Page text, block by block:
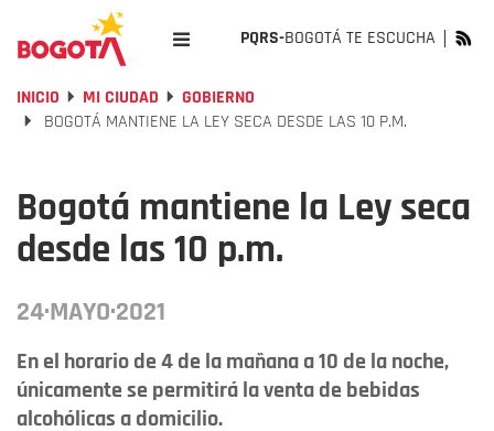
PQRS-BOGOTÁ TE ESCUCHA
INICIO MI CIUDAD
GOBIERNO
BOGOTÁ MANTIENE LA LEY SECA DESDE LAS 10 P.M.
Bogotá mantiene la Ley seca
desde las 10 p.m.
24·MAYO·2021
En el horario de 4 de la mañana a 10 de la noche,
únicamente se permitirá la venta de bebidas
alcohólicas a domicilio.